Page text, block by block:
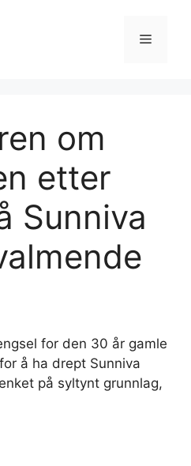
Meny
om
etter
Sunniva
for den 30 år gamle
å ha drept Sunniva
på syltynt grunnlag,